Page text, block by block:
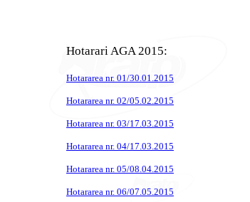
Hotarari AGA 2015:
Hotararea nr. 01/30.01.2015
Hotararea nr. 02/05.02.2015
Hotararea nr. 03/17.03.2015
Hotararea nr. 04/17.03.2015
Hotararea nr. 05/08.04.2015
Hotararea nr. 06/07.05.2015